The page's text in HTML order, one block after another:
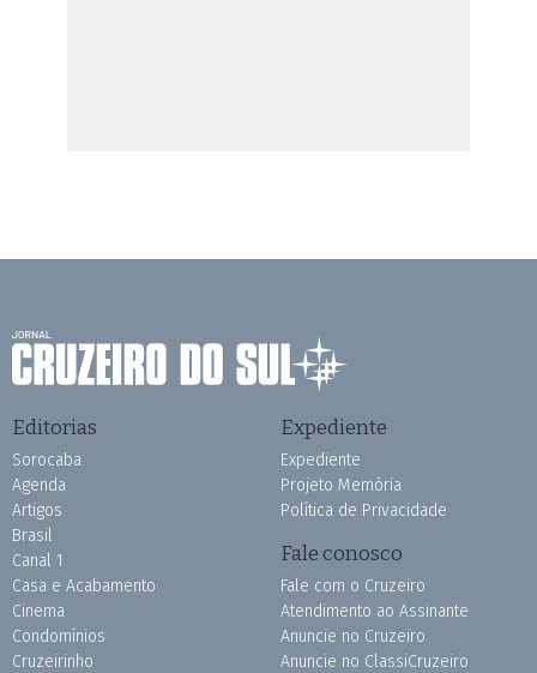
Editorias
Sorocaba
Agenda
Artigos
Brasil
Canal 1
Casa e Acabamento
Cinema
Condomínios
Cruzeirinho
Expediente
Expediente
Projeto Memória
Política de Privacidade
Fale conosco
Fale com o Cruzeiro
Atendimento ao Assinante
Anuncie no Cruzeiro
Anuncie no ClassiCruzeiro